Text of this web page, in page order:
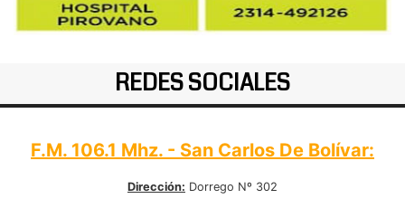
REDES SOCIALES
F.M. 106.1 Mhz. - San Carlos De Bolívar:
Dirección: Dorrego Nº 302